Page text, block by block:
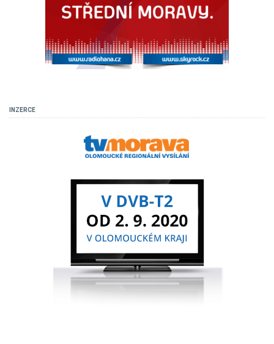
INZERCE